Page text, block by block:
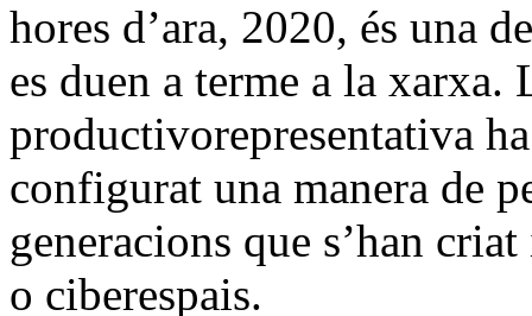
hores d’ara, 2020, és una
es duen a terme a la xarxa.
productivorepresentativa
configurat una manera de
generacions que s’han
o ciberespais.